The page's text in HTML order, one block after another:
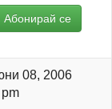
Абонирай се
08, 2006